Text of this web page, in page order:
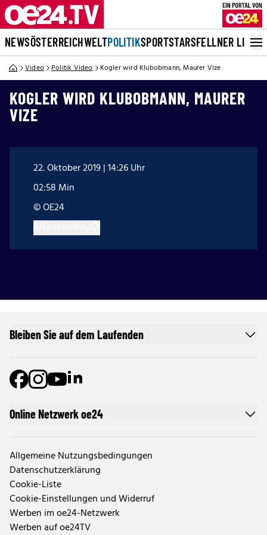
NEWSÖSTERREICHWELTPOLITIKSPORTSTARSFELLNER LIVE
Video Politik Video Kogler wird Klubobmann, Maurer Vize
KOGLER WIRD KLUBOBMANN, MAURER
VIZE
22. Oktober 2019 | 14:26 Uhr
02:58 Min
© OE24
Online Netzwerk oe24
Allgemeine Nutzungsbedingungen
Datenschutzerklärung
Cookie-Liste
Cookie-Einstellungen und Widerruf
Werben im oe24-Netzwerk
Werben auf oe24TV
Bleiben Sie auf dem Laufenden